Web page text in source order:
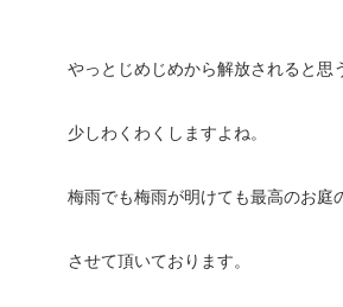
やっとじめじめから解放されると思
少しわくわくしますよね。
梅雨でも梅雨が明けても最高のお庭
させて頂いております。